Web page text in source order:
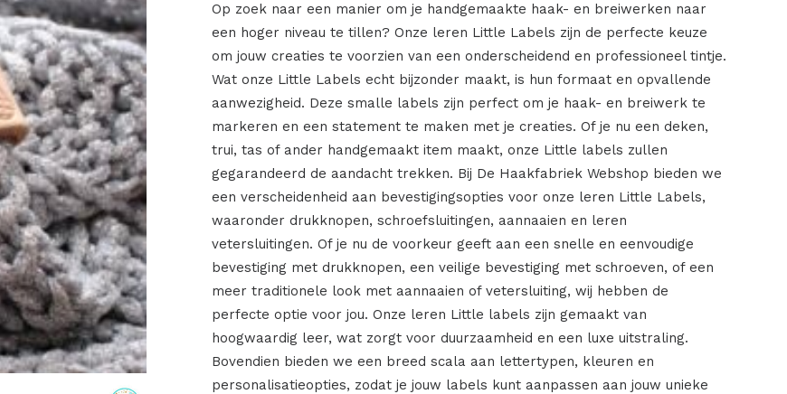
Op zoek naar een manier om je handgemaakte haak- en breiwerken naar
een hoger niveau te tillen? Onze leren Little Labels zijn de perfecte keuze
om jouw creaties te voorzien van een onderscheidend en professioneel tintje.
Wat onze Little Labels echt bijzonder maakt, is hun formaat en opvallende
aanwezigheid. Deze smalle labels zijn perfect om je haak- en breiwerk te
markeren en een statement te maken met je creaties. Of je nu een deken,
trui, tas of ander handgemaakt item maakt, onze Little labels zullen
gegarandeerd de aandacht trekken. Bij De Haakfabriek Webshop bieden we
een verscheidenheid aan bevestigingsopties voor onze leren Little Labels,
waaronder drukknopen, schroefsluitingen, aannaaien en leren
vetersluitingen. Of je nu de voorkeur geeft aan een snelle en eenvoudige
bevestiging met drukknopen, een veilige bevestiging met schroeven, of een
meer traditionele look met aannaaien of vetersluiting, wij hebben de
perfecte optie voor jou. Onze leren Little labels zijn gemaakt van
hoogwaardig leer, wat zorgt voor duurzaamheid en een luxe uitstraling.
Bovendien bieden we een breed scala aan lettertypen, kleuren en
personalisatieopties, zodat je jouw labels kunt aanpassen aan jouw unieke